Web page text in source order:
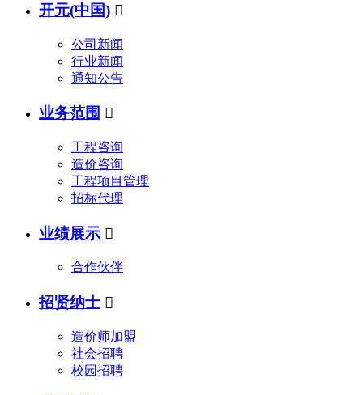
开元(中国) 
公司新闻
行业新闻
通知公告
业务范围 
工程咨询
造价咨询
工程项目管理
招标代理
业绩展示 
合作伙伴
招贤纳士 
造价师加盟
社会招聘
校园招聘